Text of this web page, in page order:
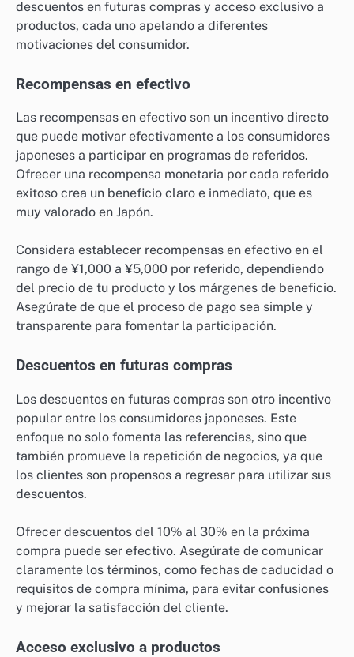
descuentos en futuras compras y acceso exclusivo a
productos, cada uno apelando a diferentes
motivaciones del consumidor.
Recompensas en efectivo
Las recompensas en efectivo son un incentivo directo
que puede motivar efectivamente a los consumidores
japoneses a participar en programas de referidos.
Ofrecer una recompensa monetaria por cada referido
exitoso crea un beneficio claro e inmediato, que es
muy valorado en Japón.
Considera establecer recompensas en efectivo en el
rango de ¥1,000 a ¥5,000 por referido, dependiendo
del precio de tu producto y los márgenes de beneficio.
Asegúrate de que el proceso de pago sea simple y
transparente para fomentar la participación.
Descuentos en futuras compras
Los descuentos en futuras compras son otro incentivo
popular entre los consumidores japoneses. Este
enfoque no solo fomenta las referencias, sino que
también promueve la repetición de negocios, ya que
los clientes son propensos a regresar para utilizar sus
descuentos.
Ofrecer descuentos del 10% al 30% en la próxima
compra puede ser efectivo. Asegúrate de comunicar
claramente los términos, como fechas de caducidad o
requisitos de compra mínima, para evitar confusiones
y mejorar la satisfacción del cliente.
Acceso exclusivo a productos